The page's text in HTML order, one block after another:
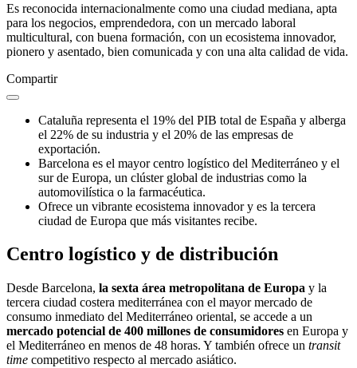
Es reconocida internacionalmente como una ciudad mediana, apta
para los negocios, emprendedora, con un mercado laboral
multicultural, con buena formación, con un ecosistema innovador,
pionero y asentado, bien comunicada y con una alta calidad de vida.
Compartir
Cataluña representa el 19% del PIB total de España y alberga
el 22% de su industria y el 20% de las empresas de
exportación.
Barcelona es el mayor centro logístico del Mediterráneo y el
sur de Europa, un clúster global de industrias como la
automovilística o la farmacéutica.
Ofrece un vibrante ecosistema innovador y es la tercera
ciudad de Europa que más visitantes recibe.
Centro logístico y de distribución
Desde Barcelona, la sexta área metropolitana de Europa y la
tercera ciudad costera mediterránea con el mayor mercado de
consumo inmediato del Mediterráneo oriental, se accede a un
mercado potencial de 400 millones de consumidores en Europa y
el Mediterráneo en menos de 48 horas. Y también ofrece un transit
time competitivo respecto al mercado asiático.